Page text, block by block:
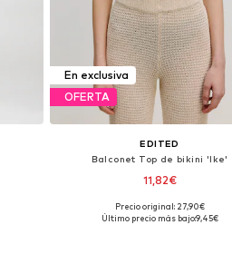
En exclusiva
OFERTA
EDITED
Balconet Top de bikini 'Ike'
11,82€
Tallas disponibles: 85, 90, 95
Precio original: 27,90€
Último precio más bajo:9,45€